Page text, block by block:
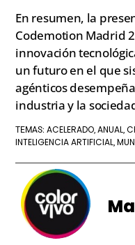
En resumen, la
Codemotion Madrid
innovación
un futuro en el que
agénticos
industria y la
TEMAS:ACELERADO,ANUAL,
INTELIGENCIA ARTIFICIAL,